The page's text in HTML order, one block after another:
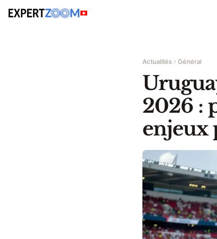
Actualités Général
2026 :
enjeux